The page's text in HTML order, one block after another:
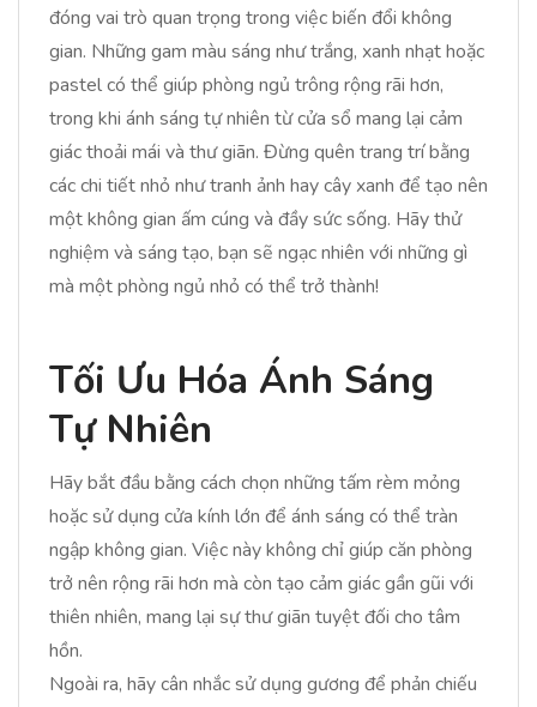
đóng vai trò quan trọng trong việc biến đổi không
gian. Những gam màu sáng như trắng, xanh nhạt hoặc
pastel có thể giúp phòng ngủ trông rộng rãi hơn,
trong khi ánh sáng tự nhiên từ cửa sổ mang lại cảm
giác thoải mái và thư giãn. Đừng quên trang trí bằng
các chi tiết nhỏ như tranh ảnh hay cây xanh để tạo nên
một không gian ấm cúng và đầy sức sống. Hãy thử
nghiệm và sáng tạo, bạn sẽ ngạc nhiên với những gì
mà một phòng ngủ nhỏ có thể trở thành!
Tối Ưu Hóa Ánh Sáng
Tự Nhiên
Hãy bắt đầu bằng cách chọn những tấm rèm mỏng
hoặc sử dụng cửa kính lớn để ánh sáng có thể tràn
ngập không gian. Việc này không chỉ giúp căn phòng
trở nên rộng rãi hơn mà còn tạo cảm giác gần gũi với
thiên nhiên, mang lại sự thư giãn tuyệt đối cho tâm
hồn.
Ngoài ra, hãy cân nhắc sử dụng gương để phản chiếu